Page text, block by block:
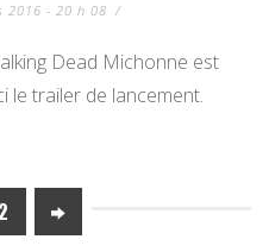
2016 - 20 h 08 /
Dead Michonne est
le trailer de lancement.
2